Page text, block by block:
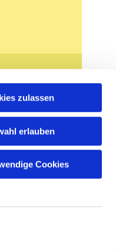
zulassen
erlauben
Cookies